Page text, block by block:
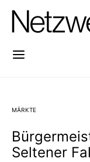
MÄRKTE
Seltener